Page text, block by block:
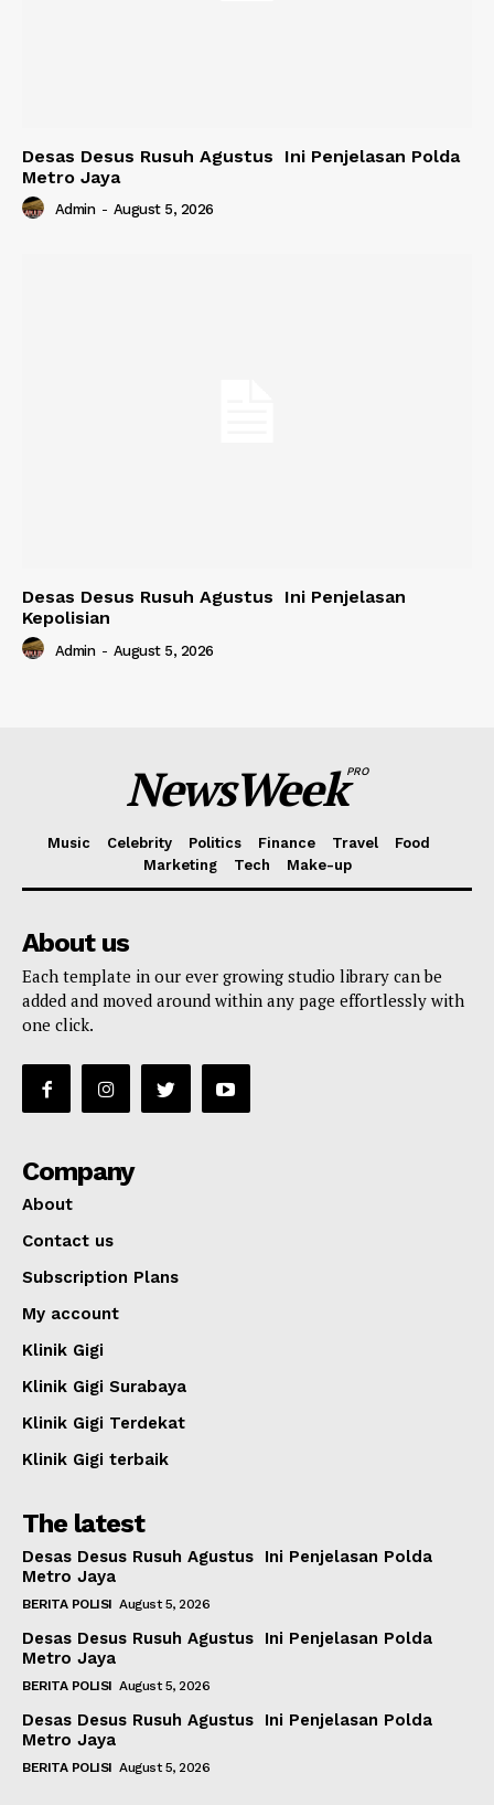
Desas Desus Rusuh Agustus Ini Penjelasan Polda
Metro Jaya
Admin - August 5, 2026
Desas Desus Rusuh Agustus Ini Penjelasan
Kepolisian
Admin - August 5, 2026
NewsWeekPRO
Music Celebrity Politics Finance Travel
Food
Marketing
Tech Make-up
About us
Each template in our ever growing studio library can be
added and moved around within any page effortlessly with
one click.
Company
About
Contact us
Subscription Plans
My account
Klinik Gigi
Klinik Gigi Surabaya
Klinik Gigi Terdekat
Klinik Gigi terbaik
The latest
Desas Desus Rusuh Agustus Ini Penjelasan Polda
Metro Jaya
BERITA POLISI August 5, 2026
Desas Desus Rusuh Agustus Ini Penjelasan Polda
Metro Jaya
BERITA POLISI August 5, 2026
Desas Desus Rusuh Agustus Ini Penjelasan Polda
Metro Jaya
BERITA POLISI August 5, 2026